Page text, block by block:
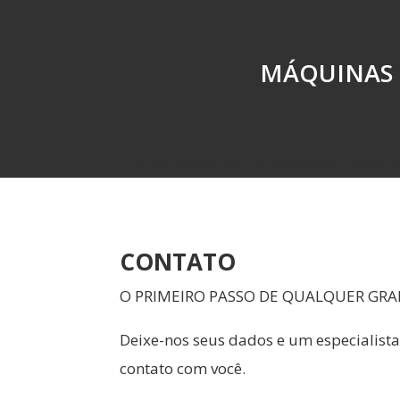
MÁQUINAS
CONTATO
O PRIMEIRO PASSO DE QUALQUER
Deixe-nos seus dados e um
contato com você.